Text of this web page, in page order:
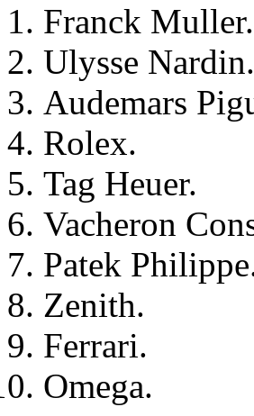
Franck Muller.
Ulysse Nardin.
Audemars
Rolex.
Tag Heuer.
Vacheron
Patek
Zenith.
Ferrari.
Omega.